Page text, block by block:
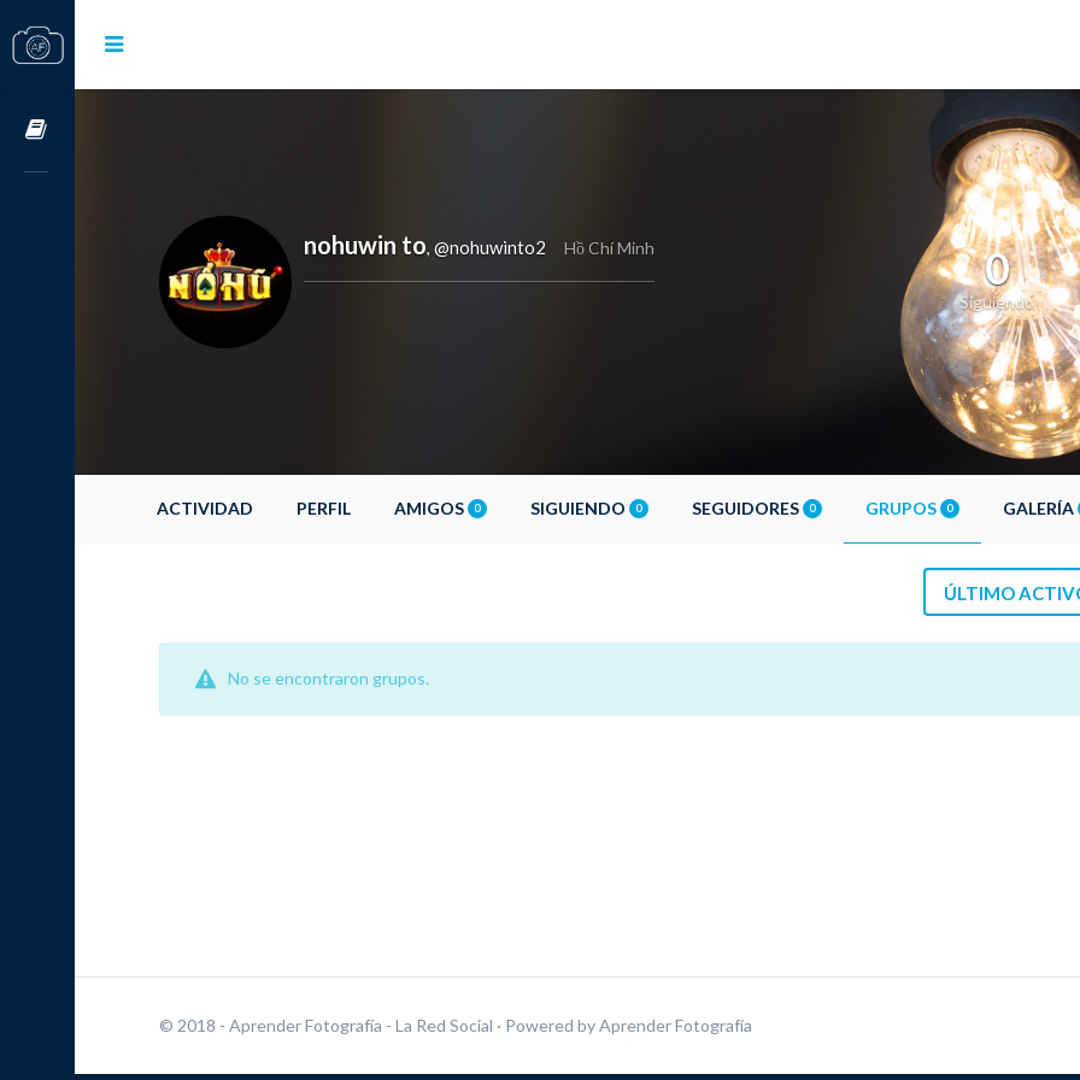
nohuwin to, @nohuwinto2 Hồ Chí Minh 0
Siguiendo
ACTIVIDAD PERFIL AMIGOS 0 SIGUIENDO 0 SEGUIDORES 0 GRUPOS 0 GALERÍA
ÚLTIMO
No se encontraron grupos.
© 2018 - Aprender Fotografía - La Red Social · Powered byAprender Fotografía